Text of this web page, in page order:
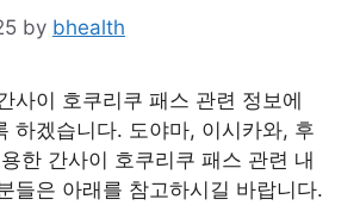
by bhealth
사이 호쿠리쿠 패스 관련 정보에
하겠습니다. 도야마, 이시카와, 후
한 간사이 호쿠리쿠 패스 관련 내
들은 아래를 참고하시길 바랍니다.